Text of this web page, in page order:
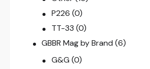
P226 (0)
TT-33 (0)
GBBR Mag by Brand (6)
G&G (0)